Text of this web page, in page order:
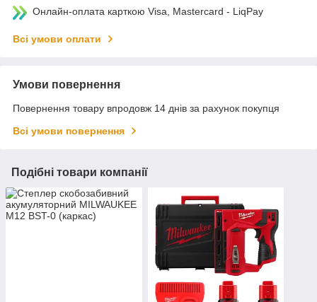
Онлайн-оплата карткою Visa, Mastercard - LiqPay
Всі умови оплати
Умови повернення
Повернення товару впродовж 14 днів за рахунок покупця
Всі умови повернення
Подібні товари компанії